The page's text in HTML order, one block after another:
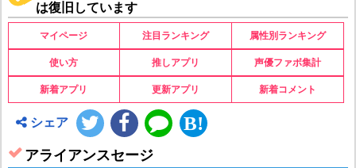
は復旧しています
マイページ 注目ランキング 属性別ランキング
使い方 推しアプリ 声優ファボ集計
新着アプリ 更新アプリ 新着コメント
シェア
アライアンスセージ